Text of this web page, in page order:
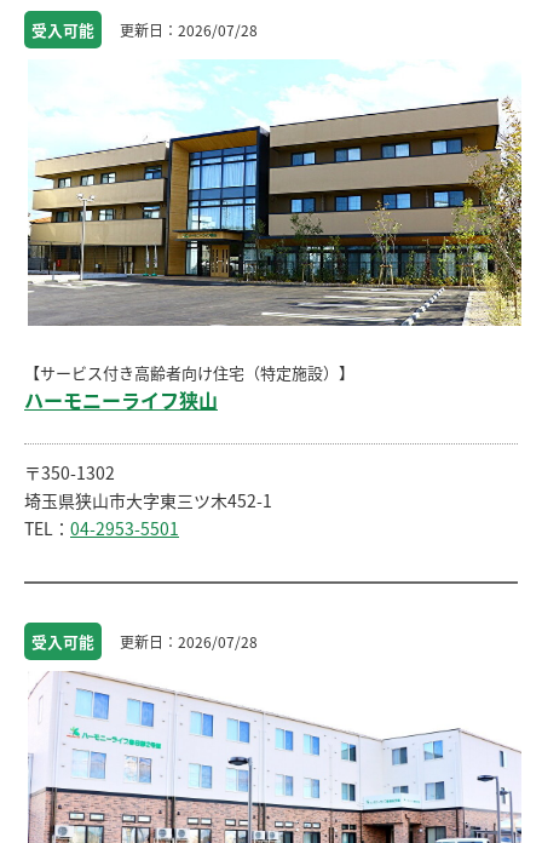
受入可能 2026/07/28
【サービス付き高齢者向け住宅（特定施設）】
ハーモニーライフ狭山
〒350-1302
埼玉県狭山市大字東三ツ木452-1
TEL： 04-2953-5501
受入可能 2026/07/28